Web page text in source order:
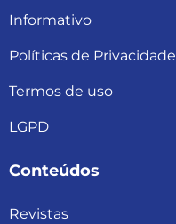
Informativo
Políticas de Privacidade
Termos de uso
LGPD
Conteúdos
Revistas